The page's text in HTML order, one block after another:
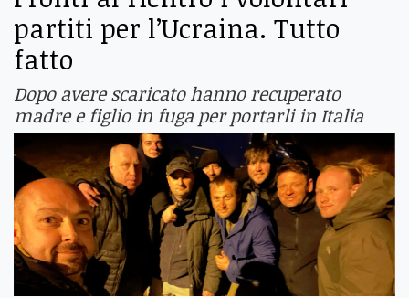
partiti per l’Ucraina. Tutto
fatto
Dopo avere scaricato hanno recuperato
madre e figlio in fuga per portarli in Italia